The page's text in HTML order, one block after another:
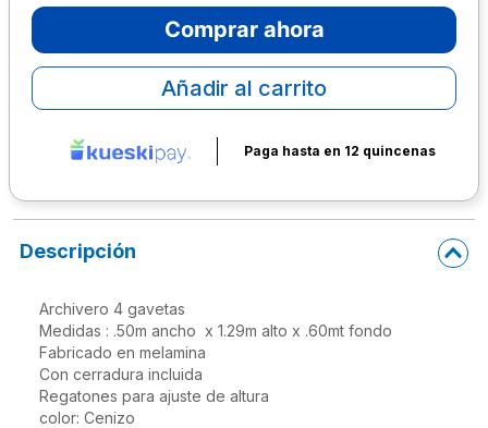
Comprar ahora
Añadir al carrito
Paga hasta en 12 quincenas
Descripción
Archivero 4 gavetas
Medidas : .50m ancho  x 1.29m alto x .60mt fondo
Fabricado en melamina
Con cerradura incluida
Regatones para ajuste de altura
color: Cenizo